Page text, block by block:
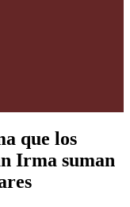
que los
Irma suman